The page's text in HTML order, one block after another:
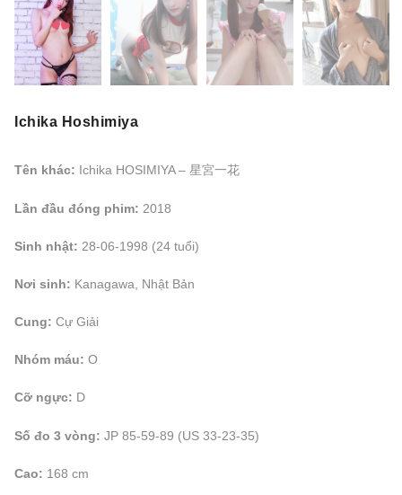
Ichika Hoshimiya
Tên khác: Ichika HOSIMIYA – 星宮一花
Lần đầu đóng phim: 2018
Sinh nhật: 28-06-1998 (24 tuổi)
Nơi sinh: Kanagawa, Nhật Bản
Cung: Cự Giải
Nhóm máu: O
Cỡ ngực: D
Số đo 3 vòng: JP 85-59-89 (US 33-23-35)
Cao: 168 cm